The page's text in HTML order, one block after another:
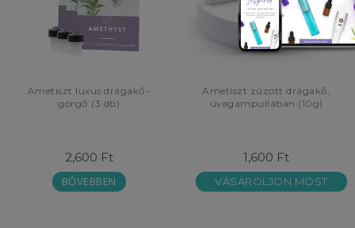
Ametiszt luxus drágakő-
görgő (3 db)
2,600 Ft
BŐVEBBEN
Ametiszt zúzott drágakő,
üvegampullában (10g)
1,600 Ft
VÁSÁROLJON MOST